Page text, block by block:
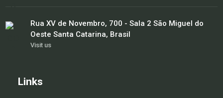
Rua XV de Novembro, 700 - Sala 2 São Miguel do
Oeste Santa Catarina, Brasil
Visit us
Links